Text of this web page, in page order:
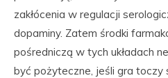
zakłócenia w regulacji
dopaminy. Zatem środki
pośredniczą w tych układach
być pożyteczne, jeśli gra toczy